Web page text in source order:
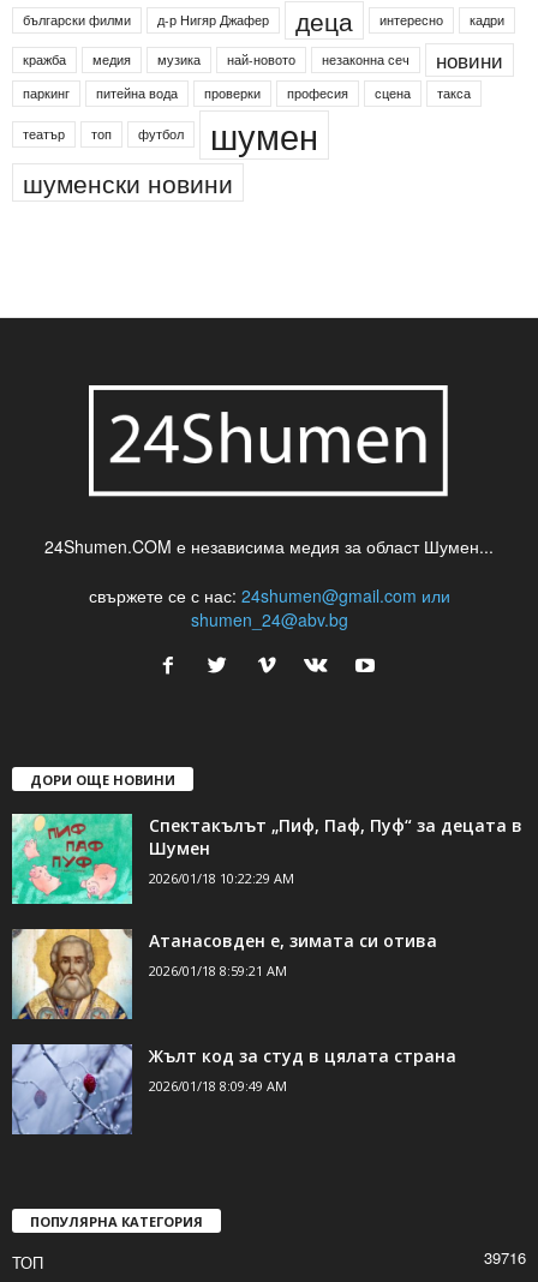
български филми
д-р Нигяр Джафер деца интересно кадри
кражба медия музика най-новото незаконна сеч новини
паркинг питейна вода проверки професия сцена такса
театър топ футбол шумен
шуменски новини
24Shumen.COM е независима медия за област Шумен...
свържете се с нас: 24shumen@gmail.com или
shumen_24@abv.bg
ДОРИ ОЩЕ НОВИНИ
Спектакълът „Пиф, Паф, Пуф“ за децата в
Шумен
2026/01/18 10:22:29 AM
Атанасовден е, зимата си отива
2026/01/18 8:59:21 AM
Жълт код за студ в цялата страна
2026/01/18 8:09:49 AM
ПОПУЛЯРНА КАТЕГОРИЯ
ТОП 39716